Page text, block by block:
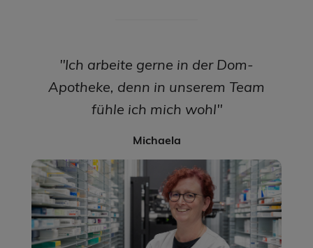
"Ich arbeite gerne in der Dom-
Apotheke, denn in unserem Team
fühle ich mich wohl"
Michaela